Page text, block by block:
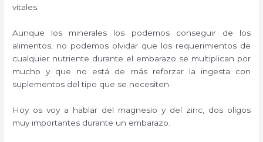
vitales.
Aunque los minerales los podemos conseguir de los
alimentos, no podemos olvidar que los requerimientos de
cualquier nutriente durante el embarazo se multiplican por
mucho y que no está de más reforzar la ingesta con
suplementos del tipo que se necesiten.
Hoy os voy a hablar del magnesio y del zinc, dos oligos
muy importantes durante un embarazo.